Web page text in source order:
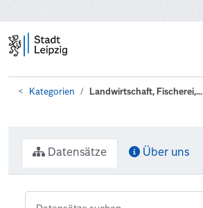
Kategorien Landwirtschaft, Fischerei,...
Datensätze Über uns